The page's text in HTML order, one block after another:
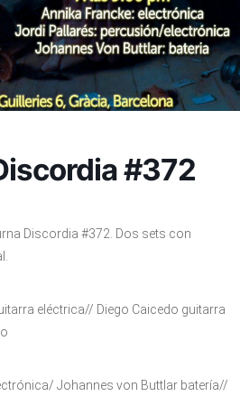
#372
Discordia #372. Dos sets con
eléctrica// Diego Caicedo guitarra
Johannes von Buttlar batería//